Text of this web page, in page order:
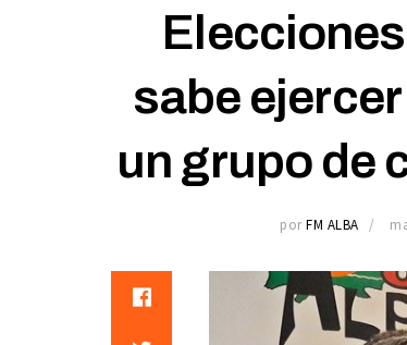
sabe
un grupo de
por FM ALBA